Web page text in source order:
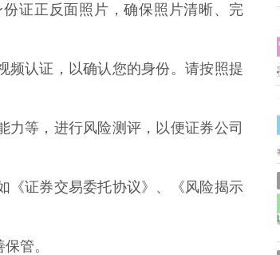
证正反面照片，确保照片清晰、完
频认证，以确认您的身份。请按照提
力等，进行风险测评，以便证券公司
《证券交易委托协议》、《风险揭示
管。